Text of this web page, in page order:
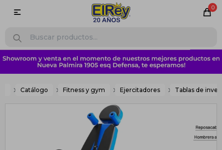
0

Catálogo Fitness y gym Ejercitadores Tablas de